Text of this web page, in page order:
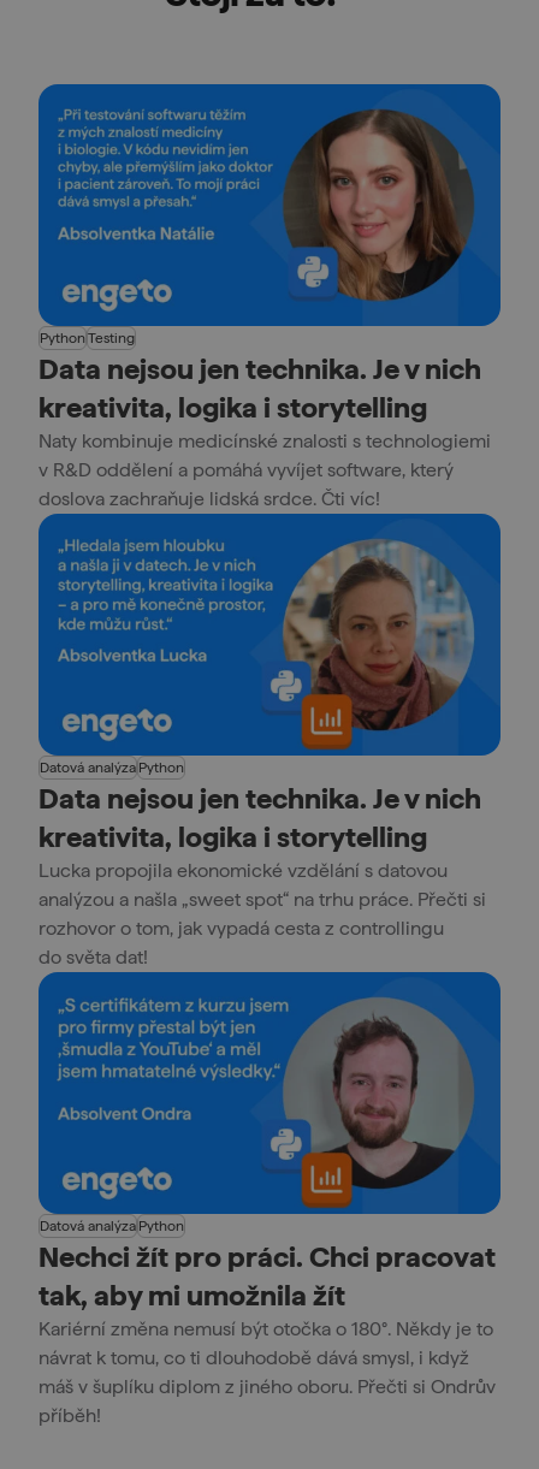
Python Testing
Data nejsou jen technika. Je v nich
kreativita, logika i storytelling
Naty kombinuje medicínské znalosti s technologiemi
v R&D oddělení a pomáhá vyvíjet software, který
doslova zachraňuje lidská srdce. Čti víc!
Datová analýza Python
Data nejsou jen technika. Je v nich
kreativita, logika i storytelling
Lucka propojila ekonomické vzdělání s datovou
analýzou a našla „sweet spot“ na trhu práce. Přečti si
rozhovor o tom, jak vypadá cesta z controllingu
do světa dat!
Datová analýza Python
Nechci žít pro práci. Chci pracovat
tak, aby mi umožnila žít
Kariérní změna nemusí být otočka o 180°. Někdy je to
návrat k tomu, co ti dlouhodobě dává smysl, i když
máš v šuplíku diplom z jiného oboru. Přečti si Ondrův
příběh!